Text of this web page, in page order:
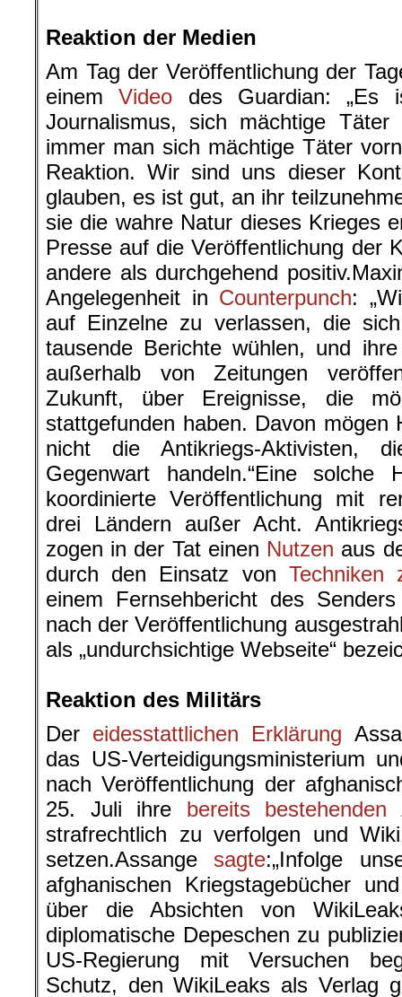
Reaktion der Medien
Am Tag der Veröffentlichung der
einemVideo des Guardian: „Es
Journalismus, sich mächtige Täter
immer man sich mächtige Täter
Reaktion. Wir sind uns dieser
glauben, es ist gut, an ihr
sie die wahre Natur dieses Krieges
Presse auf die Veröffentlichung der
andere als durchgehend
Angelegenheit in Counterpunch:
auf Einzelne zu verlassen, die
tausende Berichte wühlen, und
außerhalb von Zeitungen
Zukunft, über Ereignisse, die
stattgefunden haben. Davon mögen
nicht die Antikriegs-Aktivisten,
Gegenwart handeln.“Eine
koordinierte Veröffentlichung mit
drei Ländern außer Acht.
zogen in der Tat einen Nutzen aus
durch den Einsatz von Techniken
einem Fernsehbericht des
nach der Veröffentlichung
als „undurchsichtige Webseite“
Reaktion des Militärs
Der eidesstattlichen Erklärung
das US-Verteidigungsministerium
nach Veröffentlichung der
25. Juli ihre bereits bestehenden
strafrechtlich zu verfolgen und
setzen.Assange sagte:„Infolge
afghanischen Kriegstagebücher
über die Absichten von
diplomatische Depeschen zu
US-Regierung mit Versuchen
Schutz, den WikiLeaks als Verlag